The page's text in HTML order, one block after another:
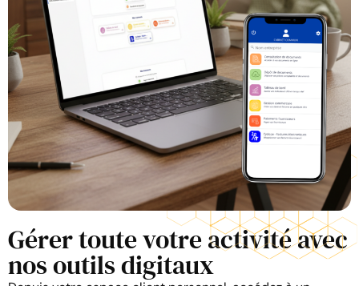
Gérer toute votre activité avec
nos outils digitaux